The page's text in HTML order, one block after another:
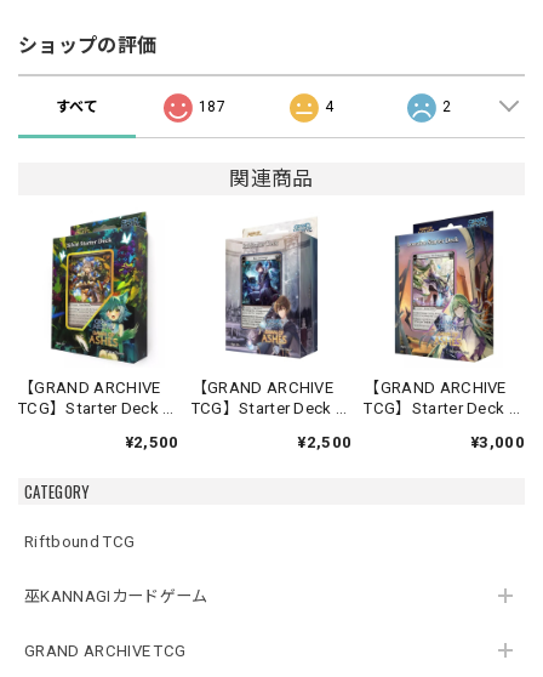
CATEGORY
Riftbound TCG
巫KANNAGIカードゲーム
GRAND ARCHIVE TCG
ショップの評価
すべて 187 4 2
関連商品
【GRAND ARCHIVE
TCG】Starter Deck -
Ashes】《英語版》
¥2,500
【GRAND ARCHIVE
TCG】Starter Deck -
Ashes】《英語版》
¥2,500
【GRAND ARCHIVE
TCG】Starter Deck -
Ashes】《英語版》
¥3,000